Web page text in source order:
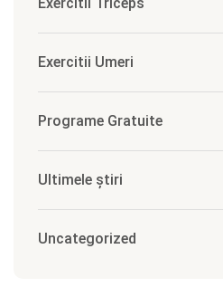
Exercitii Umeri
Programe Gratuite
Ultimele știri
Uncategorized